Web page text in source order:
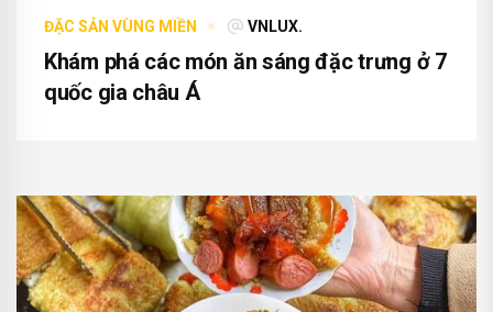
ĐẶC SẢN VÙNG MIỀN VNLUX.
Khám phá các món ăn sáng đặc trưng ở 7
quốc gia châu Á